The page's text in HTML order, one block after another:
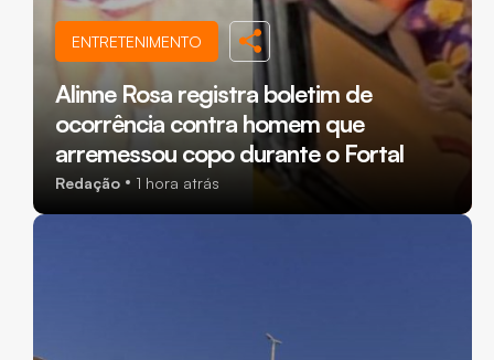
ENTRETENIMENTO
Alinne Rosa registra boletim de
ocorrência contra homem que
arremessou copo durante o Fortal
Redação 1 hora atrás